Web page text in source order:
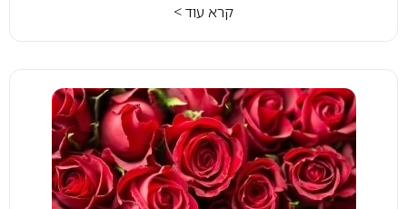
קרא עוד >